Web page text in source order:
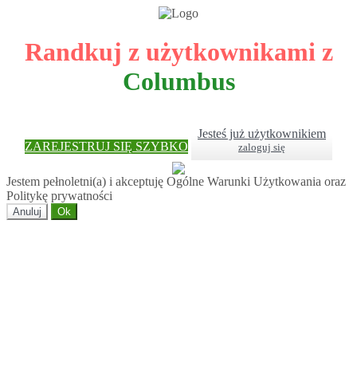
Randkuj z użytkownikami z
Columbus
ZAREJESTRUJ SIĘ SZYBKO
Jesteś już użytkownikiem
zaloguj się
Jestem pełnoletni(a) i akceptuję Ogólne Warunki Użytkowania oraz
Politykę prywatności
Anuluj Ok